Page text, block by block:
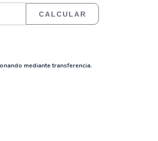
CALCULAR
mediante transferencia.